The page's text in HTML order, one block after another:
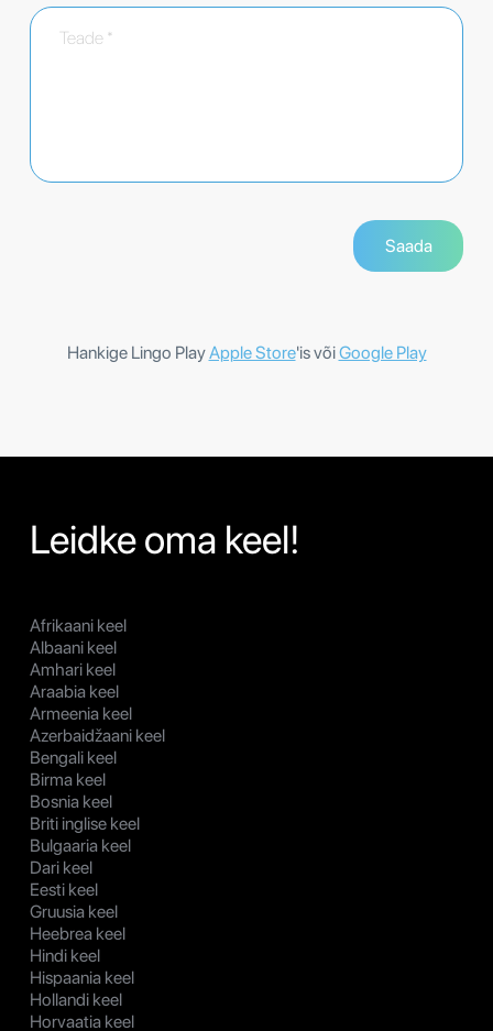
Hankige Lingo PlayApple Store'is võiGoogle Play
Leidke oma keel!
Afrikaani keel
Albaani keel
Amhari keel
Araabia keel
Armeenia keel
Azerbaidžaani keel
Bengali keel
Birma keel
Bosnia keel
Briti inglise keel
Bulgaaria keel
Dari keel
Eesti keel
Gruusia keel
Heebrea keel
Hindi keel
Hispaania keel
Hollandi keel
Horvaatia keel